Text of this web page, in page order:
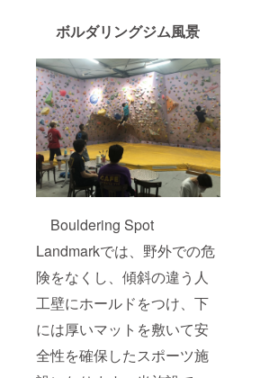
ボルダリングジム風景
Bouldering Spot
Landmarkでは、野外での危
険をなくし、傾斜の違う人
工壁にホールドをつけ、下
には厚いマットを敷いて安
全性を確保したスポーツ施